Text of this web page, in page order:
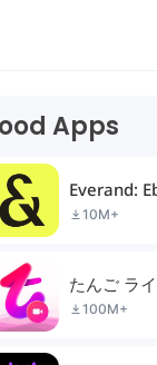
Apps
Everand:
10M+
たん
100M+